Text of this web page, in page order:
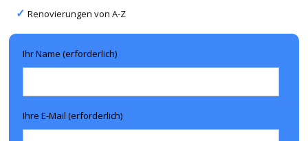
Renovierungen von A-Z
Ihr Name (erforderlich)
Ihre E-Mail (erforderlich)